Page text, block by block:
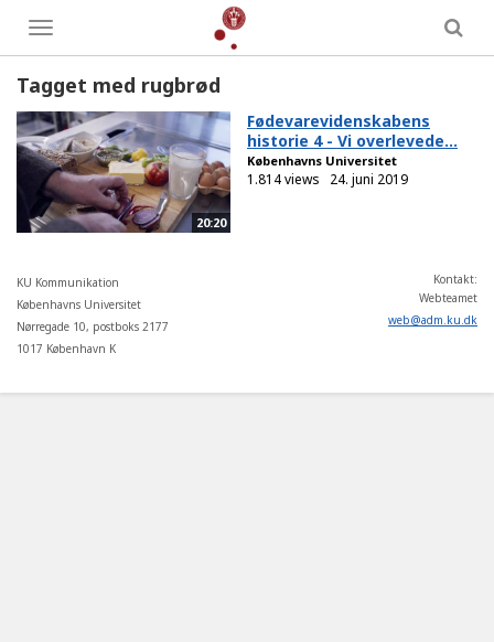
Toggle
menu
Tagget med rugbrød
20:20
Fødevarevidenskabens
historie 4 - Vi overlevede...
Københavns Universitet
1.814 views 24. juni 2019
KU Kommunikation
Københavns Universitet
Nørregade 10, postboks 2177
1017 København K
Kontakt:
Webteamet
web@adm.ku.dk